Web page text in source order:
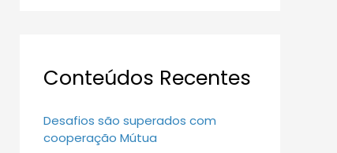
Conteúdos Recentes
Desafios são superados com
cooperação Mútua